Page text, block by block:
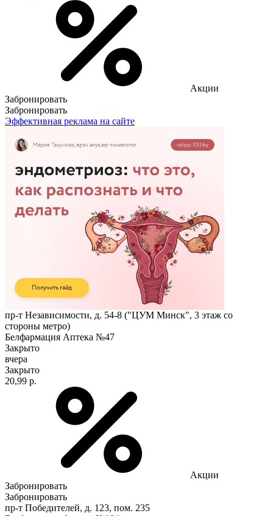
Акции
Забронировать
Забронировать
Эффективная реклама на сайте
пр-т Независимости, д. 54-8 ("ЦУМ Минск", 3 этаж со
стороны метро)
Белфармация Аптека №47
Закрыто
вчера
Закрыто
20,99 р.
Акции
Забронировать
Забронировать
пр-т Победителей, д. 123, пом. 235